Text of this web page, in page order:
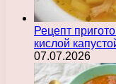
Рецепт
кислой
07.07.2026